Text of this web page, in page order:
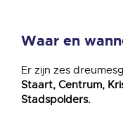
Waar en
Er zijn zes
Staart, Centrum,
Stadspolders.